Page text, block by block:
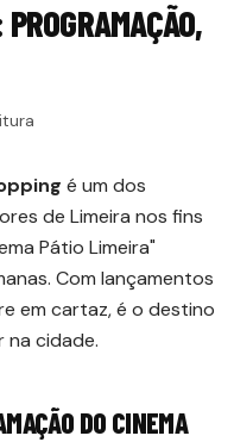
é um dos
de Limeira nos fins
Pátio Limeira"
Com lançamentos
em cartaz, é o destino
na cidade.
DO CINEMA